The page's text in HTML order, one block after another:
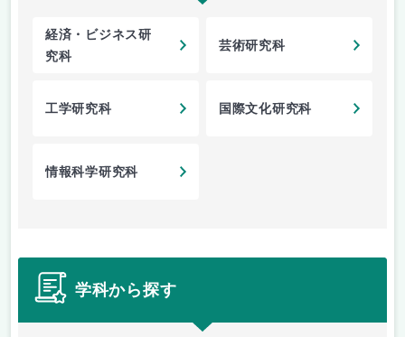
経済・ビジネス研
究科
芸術研究科
工学研究科 国際文化研究科
情報科学研究科
学科から探す